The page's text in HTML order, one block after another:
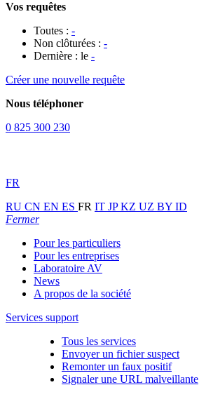
Vos requêtes
Toutes : -
Non clôturées : -
Dernière : le -
Créer une nouvelle requête
Nous téléphoner
0 825 300 230
FR
RU CN EN ES FR IT JPKZ UZ BY ID
Fermer
Pour les particuliers
Pour les entreprises
Laboratoire AV
News
A propos de la société
Services support
Tous les services
Envoyer un fichier suspect
Remonter un faux positif
Signaler une URL malveillante